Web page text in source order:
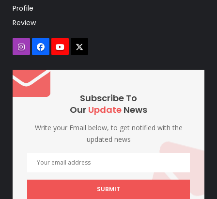
Profile
Review
Subscribe To
Our Update News
Write your Email below, to get notified with the
updated news
SUBMIT